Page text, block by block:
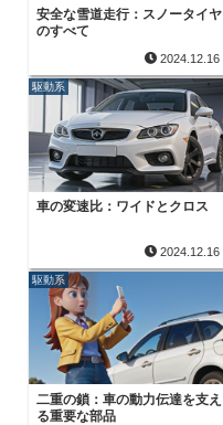
安全な雪道走行：スノータイヤ
のすべて
2024.12.16
駆動系
車の変速比：ワイドとクロス
2024.12.16
駆動系
二重の鎖：車の動力伝達を支え
る重要な部品